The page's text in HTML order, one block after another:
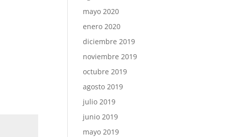
mayo 2020
enero 2020
diciembre 2019
noviembre 2019
octubre 2019
agosto 2019
julio 2019
junio 2019
mayo 2019